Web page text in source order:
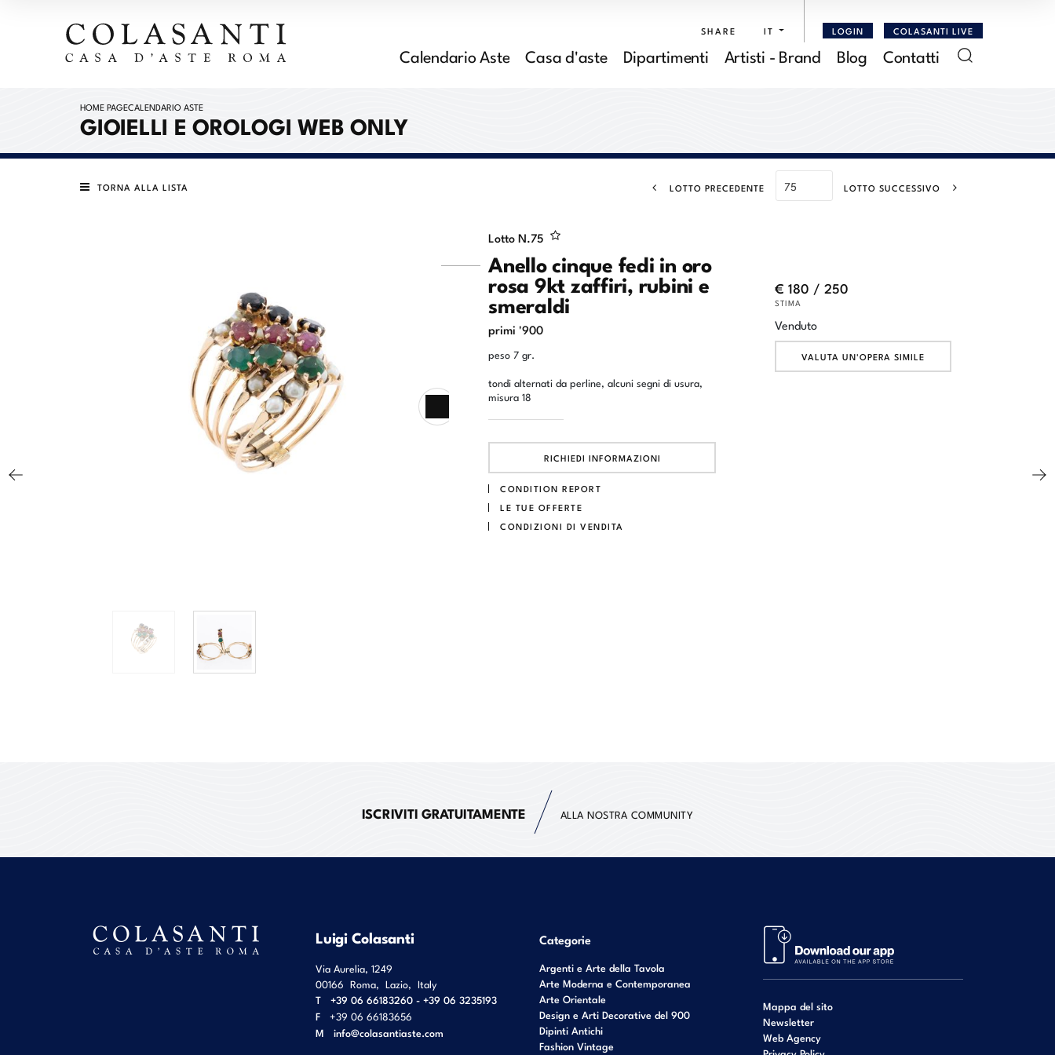
SHARE IT LOGIN COLASANTI LIVE
Calendario Aste Casa d'aste Dipartimenti Artisti - Brand Blog Contatti
HOME PAGECALENDARIO ASTE
GIOIELLI E OROLOGI WEB ONLY
TORNA ALLA LISTA LOTTO PRECEDENTE LOTTO SUCCESSIVO
Lotto N.75
Anello cinque fedi in oro
rosa 9kt zaffiri, rubini e
smeraldi
primi '900
peso 7 gr.
tondi alternati da perline, alcuni segni di usura,
misura 18
RICHIEDI INFORMAZIONI
CONDITION REPORT
LE TUE OFFERTE
CONDIZIONI DI VENDITA
€ 180 / 250
STIMA
Venduto
VALUTA UN'OPERA SIMILE
ISCRIVITI GRATUITAMENTE ALLA NOSTRA COMMUNITY
Luigi Colasanti
Via Aurelia, 1249
00166 Roma, Lazio, Italy
T
+39 06 66183260 - +39 06 3235193
F
+39 06 66183656
M info@colasantiaste.com
Categorie
Argenti e Arte della Tavola
Arte Moderna e Contemporanea
Arte Orientale
Design e Arti Decorative del 900
Dipinti Antichi
Fashion Vintage
Mappa del sito
Newsletter
Web Agency